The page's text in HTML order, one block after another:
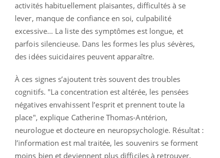
activités habituellement plaisantes, difficultés à se
lever, manque de confiance en soi, culpabilité
excessive… La liste des symptômes est longue, et
parfois silencieuse. Dans les formes les plus sévères,
des idées suicidaires peuvent apparaître.
À ces signes s’ajoutent très souvent des troubles
cognitifs. "La concentration est altérée, les pensées
négatives envahissent l’esprit et prennent toute la
place", explique Catherine Thomas-Antérion,
neurologue et docteure en neuropsychologie. Résultat :
l’information est mal traitée, les souvenirs se forment
moins bien et deviennent plus difficiles à retrouver.